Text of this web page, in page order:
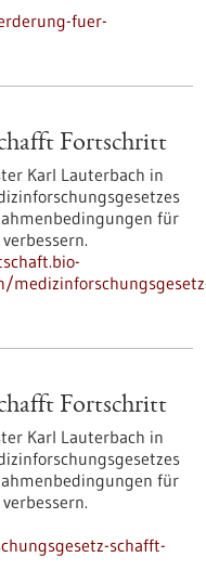
fuer-
Fortschritt
Karl Lauterbach in
für
Fortschritt
Karl Lauterbach in
für
schafft-